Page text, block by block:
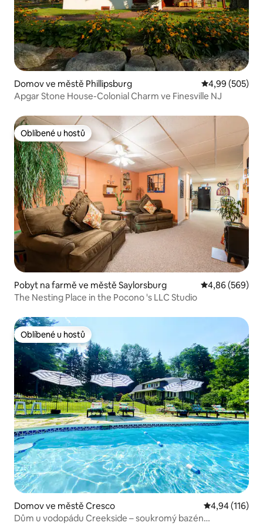
Domov ve městě Phillipsburg Průměrné
4,99 (505)
Apgar Stone House-Colonial Charm ve Finesville NJ
Oblíbené u hostů
Oblíbené u hostů
Pobyt na farmě ve městě Saylorsburg Průměrné
4,86 (569)
The Nesting Place in the Pocono 's LLC Studio
Oblíbené u hostů
Oblíbené u hostů
Domov ve městě Cresco Průměrné
4,94 (116)
Dům u vodopádu Creekside – soukromý bazén